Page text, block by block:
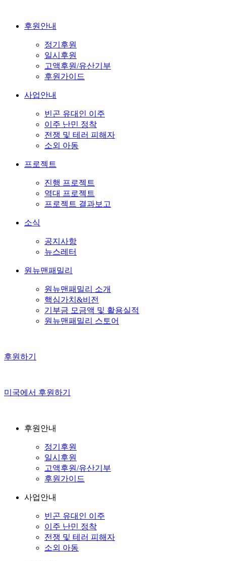
후원안내
정기후원
일시후원
고액후원/유산기부
후원가이드
사업안내
빈곤 유대인 이주
이주 난민 정착
전쟁 및 테러 피해자
소외 아동
프로젝트
진행 프로젝트
역대 프로젝트
프로젝트 결과보고
소식
공지사항
뉴스레터
원뉴맨패밀리
원뉴맨패밀리 소개
핵심가치&비전
기부금 모금액 및 활용실적
원뉴맨패밀리 스토어
후원하기
미국에서 후원하기
후원안내
정기후원
일시후원
고액후원/유산기부
후원가이드
사업안내
빈곤 유대인 이주
이주 난민 정착
전쟁 및 테러 피해자
소외 아동